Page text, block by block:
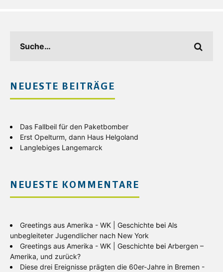
NEUESTE BEITRÄGE
Das Fallbeil für den Paketbomber
Erst Opelturm, dann Haus Helgoland
Langlebiges Langemarck
NEUESTE KOMMENTARE
Greetings aus Amerika - WK | Geschichte bei Als
unbegleiteter Jugendlicher nach New York
Greetings aus Amerika - WK | Geschichte bei Arbergen –
Amerika, und zurück?
Diese drei Ereignisse prägten die 60er-Jahre in Bremen -